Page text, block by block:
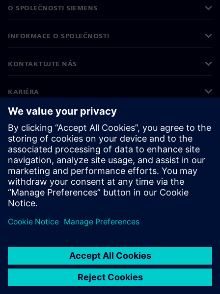
O SPOLEČNOSTI SIEMENS
INFORMACE O SPOLEČNOSTI
KONTAKTUJTE NÁS
KARIÉRA
©Siemens 2026
Informace o firmě
Oznámení o ochraně osobních údajů
Oznámení o souborech cookie
Podmínky používání
Digitální ID
Oznamování porušení